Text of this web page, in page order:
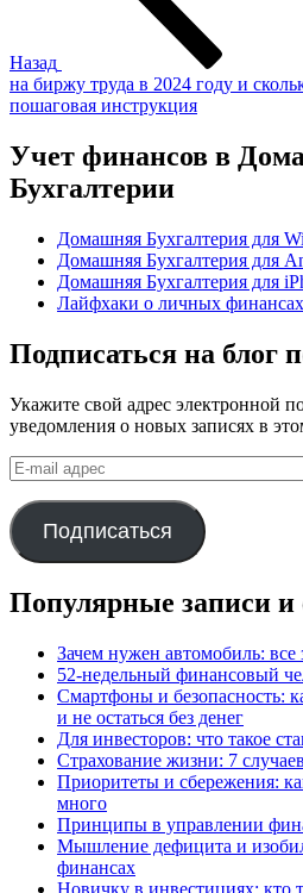
Назад
на биржу труда в 2024 году и
пошаговая инструкция
Учет финансов в
Бухгалтерии
Домашняя Бухгалтерия для
Домашняя Бухгалтерия для
Домашняя Бухгалтерия для
Лайфхаки о личных финансах
Подписаться на блог
Укажите свой адрес электронной
уведомления о новых записях в
E-
mail
адрес
Подписаться
Популярные записи
Зачем нужен автомобиль: все
52-недельный финансовый
Смартфоны и безопасность:
и не остаться без денег
Для инвесторов: что такое
Страхование жизни: 7
Приоритеты и сбережения:
много
Принципы в управлении
Мышление дефицита и
финансах
Новичку в инвестициях: кто